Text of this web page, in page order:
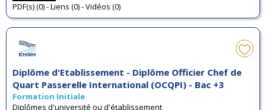
PDF(s) (0) - Liens (0) - Vidéos (0)
Diplôme d'Etablissement - Diplôme Officier Chef de
Quart Passerelle International (OCQPI) - Bac +3
Formation Initiale
Diplômes d'université ou d'établissement